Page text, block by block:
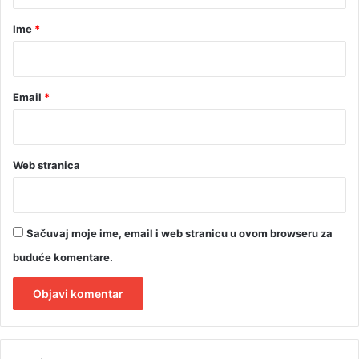
rIme *
Email *
Web stranica
Sačuvaj moje ime, email i web stranicu u ovom browseru za
buduće komentare.